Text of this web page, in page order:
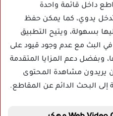
داخل قائمة واحدة
يدوي، كما يمكن حفظ
بسهولة، ويتيح التطبيق
البث مع عدم وجود قيود على
وبفضل دعم المزايا المتقدمة
يريدون مشاهدة المحتوى
البحث الدائم عن المقاطع.